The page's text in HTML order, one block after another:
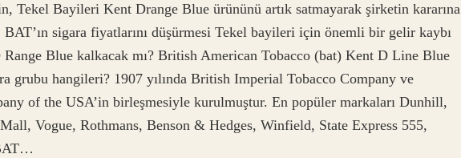
Tekel Bayileri Kent Drange Blue ürününü artık satmayarak şirketin kararına
sigara fiyatlarını düşürmesi Tekel bayileri için önemli bir gelir kaybı
Blue kalkacak mı? British American Tobacco (bat) Kent D Line Blue
grubu hangileri? 1907 yılında British Imperial Tobacco Company ve
of the USA’in birleşmesiyle kurulmuştur. En popüler markaları Dunhill,
Vogue, Rothmans, Benson & Hedges, Winfield, State Express 555,